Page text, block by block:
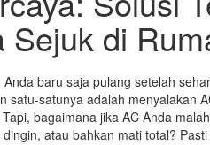
Sejuk di
Anda baru saja pulang setelah
satu-satunya adalah menyalakan
bagaimana jika AC Anda
atau bahkan mati total?